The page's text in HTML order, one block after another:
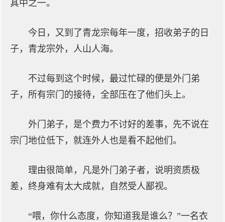
其中之一。
今日，又到了青龙宗每年一度，招收弟子的日
子，青龙宗外，人山人海。
不过每到这个时候，最过忙碌的便是外门弟
子，所有宗门的接待，全部压在了他们头上。
外门弟子，是个费力不讨好的差事，先不说在
宗门地位低下，就连外人也是看不起他们。
理由很简单，凡是外门弟子者，说明资质极
差，终身难有太大成就，自然受人鄙视。
“喂，你什么态度，你知道我是谁么？”一名衣